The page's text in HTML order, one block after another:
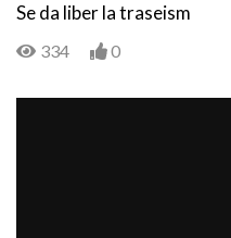
Se da liber la traseism
334 0